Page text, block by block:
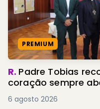
PREMIUM
R. Padre Tobias
coração sempre
6 agosto 2026